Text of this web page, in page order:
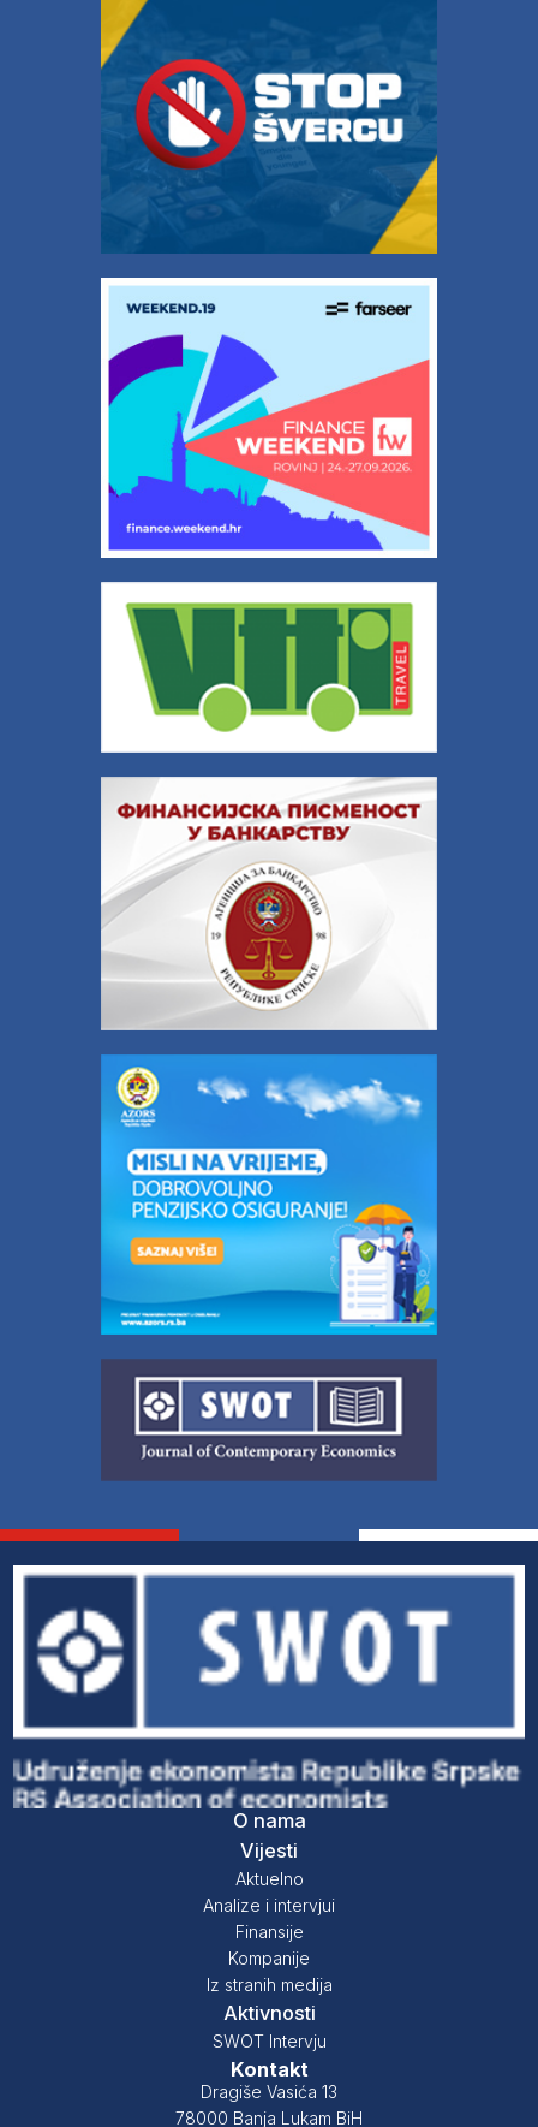
O nama
Vijesti
Aktuelno
Analize i intervjui
Finansije
Kompanije
Iz stranih medija
Aktivnosti
SWOT Intervju
Kontakt
Dragiše Vasića 13
78000 Banja Lukam BiH